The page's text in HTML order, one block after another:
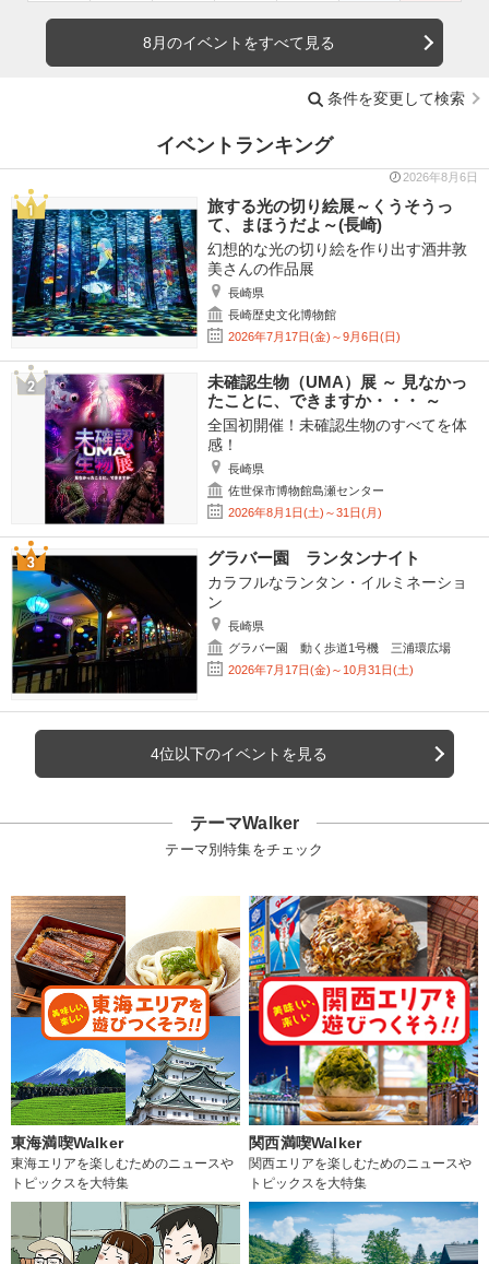
8月のイベントをすべて見る
条件を変更して検索
イベントランキング
2026年8月6日
旅する光の切り絵展～くうそうっ
て、まほうだよ～(長崎)
幻想的な光の切り絵を作り出す酒井敦
美さんの作品展
長崎県
長崎歴史文化博物館
2026年7月17日(金)～9月6日(日)
未確認生物（UMA）展 ～ 見なかっ
たことに、できますか・・・ ～
全国初開催！未確認生物のすべてを体
感！
長崎県
佐世保市博物館島瀬センター
2026年8月1日(土)～31日(月)
グラバー園 ランタンナイト
カラフルなランタン・イルミネーショ
ン
長崎県
グラバー園 動く歩道1号機 三浦環広場
2026年7月17日(金)～10月31日(土)
4位以下のイベントを見る
テーマWalker
テーマ別特集をチェック
東海満喫Walker
東海エリアを楽しむためのニュースや
トピックスを大特集
関西満喫Walker
関西エリアを楽しむためのニュースや
トピックスを大特集